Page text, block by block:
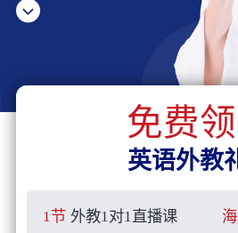
免费
英语外教
1节 外教1对1直播课